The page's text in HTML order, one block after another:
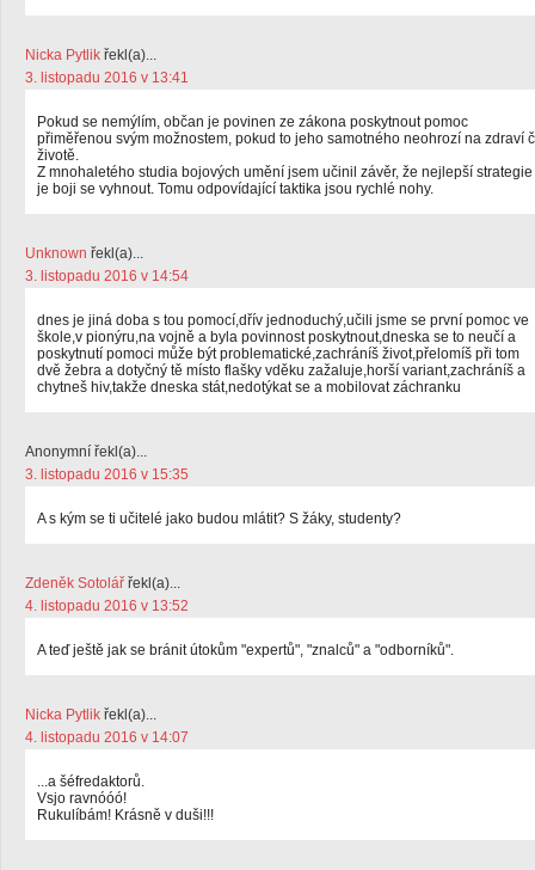
Nicka Pytlik řekl(a)...
3. listopadu 2016 v 13:41
Pokud se nemýlím, občan je povinen ze zákona poskytnout pomoc
přiměřenou svým možnostem, pokud to jeho samotného neohrozí na zdraví
životě.
Z mnohaletého studia bojových umění jsem učinil závěr, že nejlepší strategie
je boji se vyhnout. Tomu odpovídající taktika jsou rychlé nohy.
Unknown řekl(a)...
3. listopadu 2016 v 14:54
dnes je jiná doba s tou pomocí,dřív jednoduchý,učili jsme se první pomoc ve
škole,v pionýru,na vojně a byla povinnost poskytnout,dneska se to neučí a
poskytnutí pomoci může být problematické,zachráníš život,přelomíš při tom
dvě žebra a dotyčný tě místo flašky vděku zažaluje,horší variant,zachráníš a
chytneš hiv,takže dneska stát,nedotýkat se a mobilovat záchranku
Anonymní řekl(a)...
3. listopadu 2016 v 15:35
A s kým se ti učitelé jako budou mlátit? S žáky, studenty?
Zdeněk Sotolář řekl(a)...
4. listopadu 2016 v 13:52
A teď ještě jak se bránit útokům "expertů", "znalců" a "odborníků".
Nicka Pytlik řekl(a)...
4. listopadu 2016 v 14:07
...a šéfredaktorů.
Vsjo ravnóóó!
Rukulíbám! Krásně v duši!!!